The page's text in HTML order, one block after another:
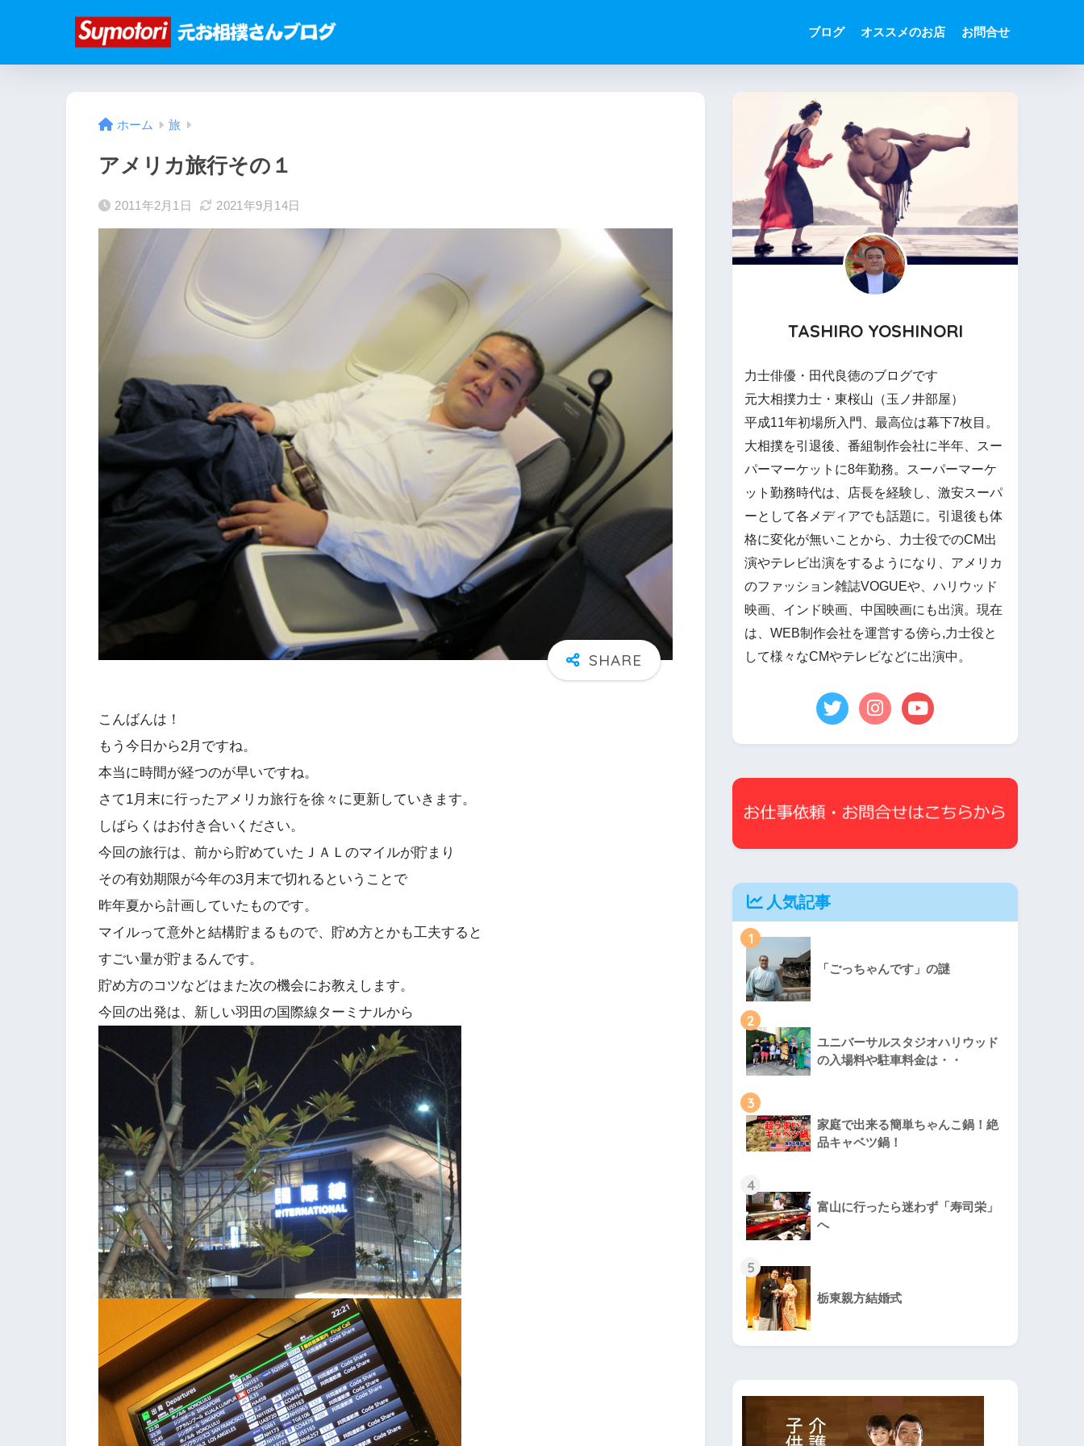
ブログ オススメのお店 お問合せ
ホーム 旅
アメリカ旅行その１
2011年2月1日 2021年9月14日
こんばんは！
もう今日から2月ですね。
本当に時間が経つのが早いですね。
さて1月末に行ったアメリカ旅行を徐々に更新していきます。
しばらくはお付き合いください。
今回の旅行は、前から貯めていたＪＡＬのマイルが貯まり
その有効期限が今年の3月末で切れるということで
昨年夏から計画していたものです。
マイルって意外と結構貯まるもので、貯め方とかも工夫すると
すごい量が貯まるんです。
貯め方のコツなどはまた次の機会にお教えします。
今回の出発は、新しい羽田の国際線ターミナルから
TASHIRO YOSHINORI
力士俳優・田代良徳のブログです
元大相撲力士・東桜山（玉ノ井部屋）
平成11年初場所入門、最高位は幕下7枚目。
大相撲を引退後、番組制作会社に半年、スー
パーマーケットに8年勤務。スーパーマーケ
ット勤務時代は、店長を経験し、激安スーパ
ーとして各メディアでも話題に。引退後も体
格に変化が無いことから、力士役でのCM出
演やテレビ出演をするようになり、アメリカ
のファッション雑誌VOGUEや、ハリウッド
映画、インド映画、中国映画にも出演。現在
は、WEB制作会社を運営する傍ら,力士役と
して様々なCMやテレビなどに出演中。
人気記事
1
「ごっちゃんです」の謎
2
ユニバーサルスタジオハリウッド
の入場料や駐車料金は・・
3
家庭で出来る簡単ちゃんこ鍋！絶
品キャベツ鍋！
4
富山に行ったら迷わず「寿司栄」
へ
5
栃東親方結婚式